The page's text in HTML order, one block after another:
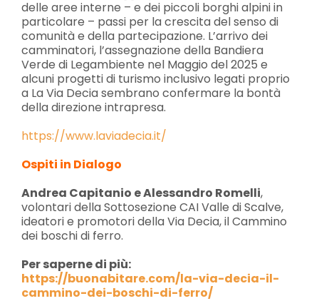
delle aree interne – e dei piccoli borghi alpini in
particolare – passi per la crescita del senso di
comunità e della partecipazione. L’arrivo dei
camminatori, l’assegnazione della Bandiera
Verde di Legambiente nel Maggio del 2025 e
alcuni progetti di turismo inclusivo legati proprio
a La Via Decia sembrano confermare la bontà
della direzione intrapresa.
https://www.laviadecia.it/
Ospiti in Dialogo
Andrea Capitanio e Alessandro Romelli,
volontari della Sottosezione CAI Valle di Scalve,
ideatori e promotori della Via Decia, il Cammino
dei boschi di ferro.
Per saperne di più:
https://buonabitare.com/la-via-decia-il-
cammino-dei-boschi-di-ferro/